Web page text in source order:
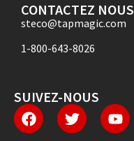
CONTACTEZ NOUS
steco@tapmagic.com
1-800-643-8026
SUIVEZ-NOUS